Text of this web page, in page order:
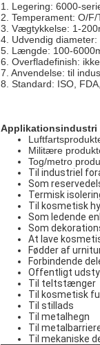
1. Legering: 6000-
2. Temperament: O/F/
3. Vægtykkelse: 1-
4. Udvendig diameter:
5. Længde: 100-
6. Overfladefinish:
7. Anvendelse: til
8. Standard: ISO,
Applikationsindustri
Militære
Tog/metro
Til industriel
Som
Termisk
Til kosmetisk
Som ledende
Som
At lave
Fødder af
Forbindende
Offentligt
Til teltstænger
Til kosmetisk
Til stillads
Til metalhegn
Til
Til mekaniske